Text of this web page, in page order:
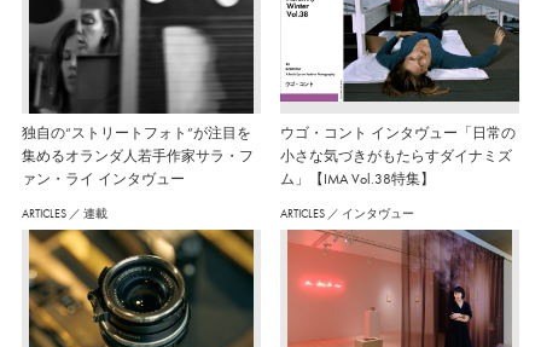
独自の“ストリートフォト”が注目を
集めるオランダ人若手作家サラ・フ
ァン・ライ インタヴュー
ウゴ・コント インタヴュー「日常の
小さな気づきがもたらすダイナミズ
ム」【IMA Vol.38特集】
ARTICLES ／ 連載 ARTICLES ／ インタヴュー